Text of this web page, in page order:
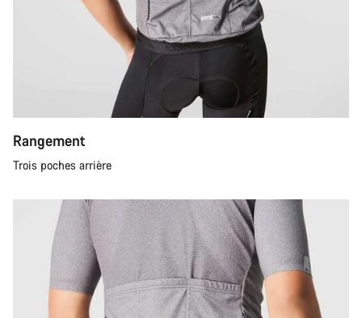
Rangement
Trois poches arrière